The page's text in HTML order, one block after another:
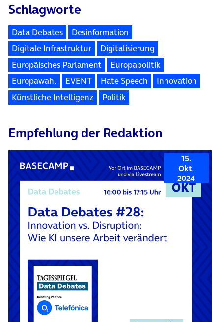
Schlagworte
Data Debates
Desinformation
Digitale Infrastruktur
Digitalisierung
Europäisches Parlament
Europapolitik
Europawahl
EVENT Hate Speech
Innovation
Künstliche Intelligenz
Politik
Empfehlung der Redaktion
15.
Okt.
2024